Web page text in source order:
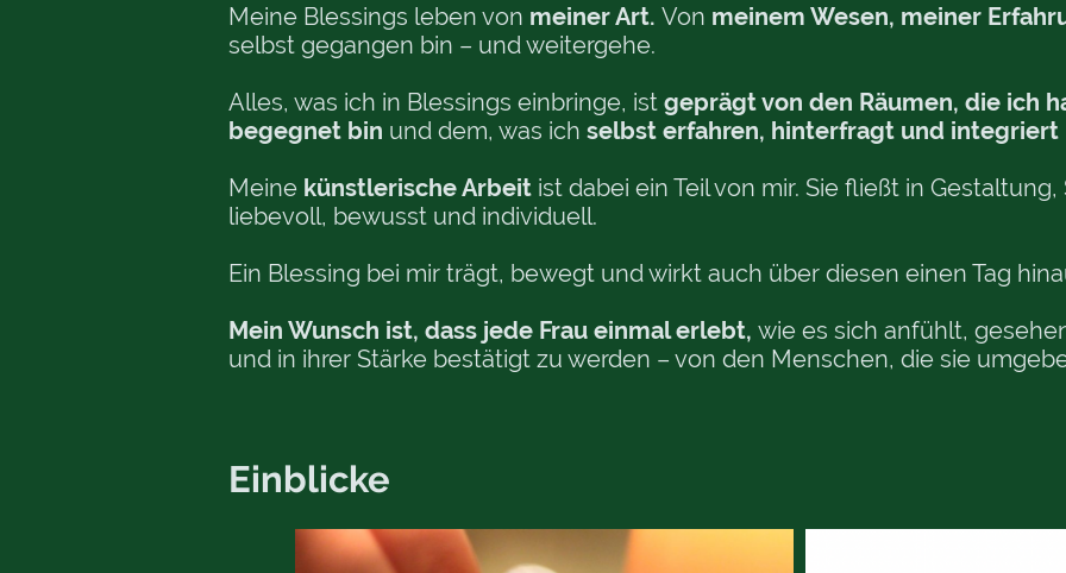
Meine Blessings leben von meiner Art. Von meinem Wesen, meiner
selbst gegangen bin – und weitergehe.
Alles, was ich in Blessings einbringe, ist geprägt von den Räumen, die ich
begegnet bin und dem, was ich selbst erfahren, hinterfragt und integriert
Meine künstlerische Arbeit ist dabei ein Teil von mir. Sie fließt in
liebevoll, bewusst und individuell.
Ein Blessing bei mir trägt, bewegt und wirkt auch über diesen einen Tag
Mein Wunsch ist, dass jede Frau einmal erlebt, wie es sich anfühlt,
und in ihrer Stärke bestätigt zu werden – von den Menschen, die sie
Einblicke